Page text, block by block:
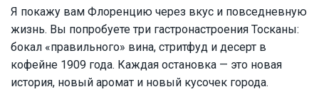
Я покажу вам Флоренцию через вкус и повседневную
жизнь. Вы попробуете три гастронастроения Тосканы:
бокал «правильного» вина, стритфуд и десерт в
кофейне 1909 года. Каждая остановка — это новая
история, новый аромат и новый кусочек города.